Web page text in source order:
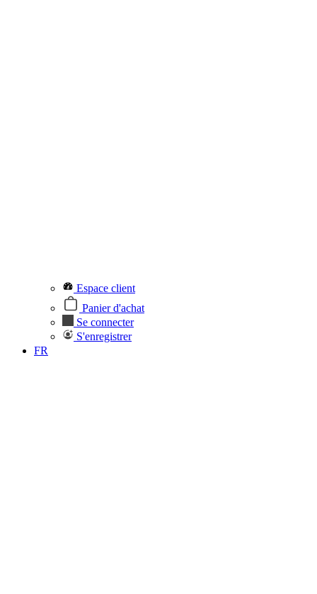
Espace client
Panier d'achat
Se connecter
S'enregistrer
FR